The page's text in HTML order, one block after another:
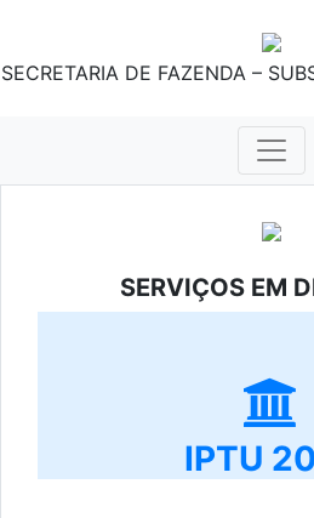
SECRETARIA DE FAZENDA –
SERVIÇOS EM
IPTU